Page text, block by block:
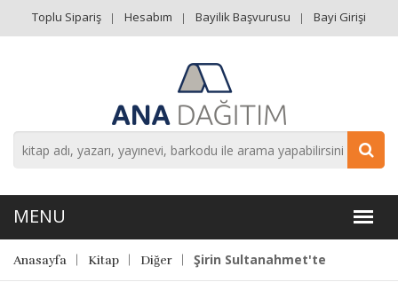
Toplu Sipariş Hesabım Bayilik Başvurusu Bayi Girişi
Anasayfa Kitap Diğer Şirin Sultanahmet'te